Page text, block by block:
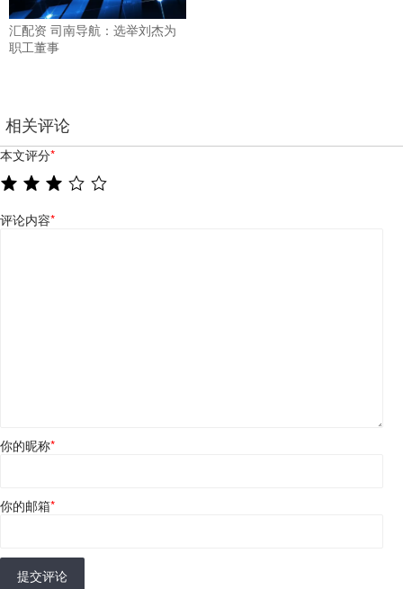
汇配资 司南导航：选举刘杰为
职工董事
相关评论
本文评分*
评论内容*
你的昵称*
你的邮箱*
提交评论